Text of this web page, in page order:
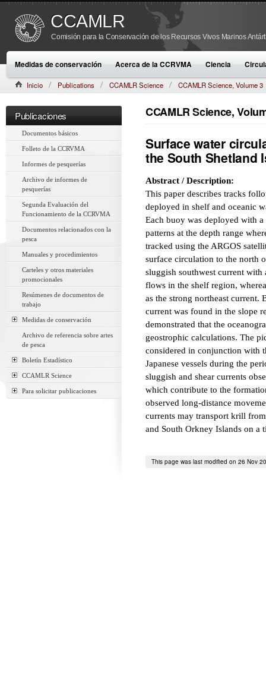
CCAMLR
Comisión para la Conservación de los Recursos Vivos Marinos
Medidas de conservación Acerca de la CCRVMA Ciencia
Inicio Publications CCAMLR Science CCAMLR Science, Volume 3
Publicaciones
Documentos básicos
Folleto de la CCRVMA
Informes de pesquerías
Archivo de informes de
pesquerías
Segunda Evaluación del
Funcionamiento de la CCRVMA
Documentos relacionados con la
pesca
Manuales y procedimientos
Carteles y otros materiales
promocionales
Resúmenes de documentos de
trabajo
Medidas de conservación
Archivo de referencia sobre artes
de pesca
Boletín Estadístico
CCAMLR Science
Para solicitar publicaciones
CCAMLR Science,
Surface water
the South Shetland
Abstract / Description:
This paper describes tracks
deployed in shelf and oceanic
Each buoy was deployed with
patterns at the depth range
tracked using the ARGOS
surface circulation to the north
sluggish southwest current
flows in the shelf region,
as the strong northeast current.
current was found in the slope
demonstrated that the
geostrophic calculations. The
considered in conjunction with
Japanese vessels during the
sluggish and shear currents
which contribute to the
observed long-distance
currents may transport krill
and South Orkney Islands on a
This page was last modified on 26 Nov